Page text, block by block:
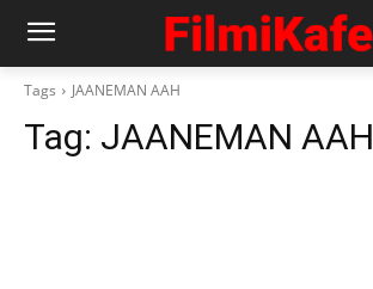
Tags JAANEMAN AAH
Tag: JAANEMAN AAH